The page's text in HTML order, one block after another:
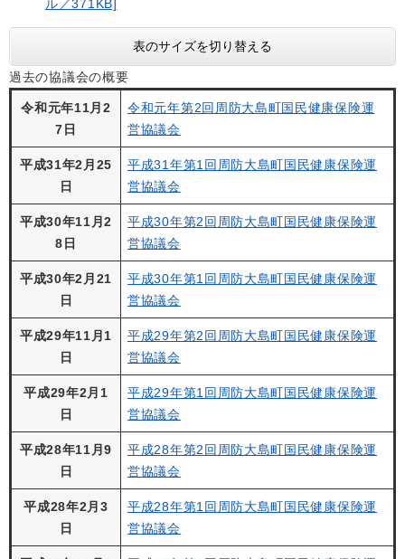
ル／371KB]
表のサイズを切り替える
過去の協議会の概要
令和元年11月2
7日
令和元年第2回周防大島町国民健康保険運
営協議会
平成31年2月25
日
平成31年第1回周防大島町国民健康保険運
営協議会
平成30年11月2
8日
平成30年第2回周防大島町国民健康保険運
営協議会
平成30年2月21
日
平成30年第1回周防大島町国民健康保険運
営協議会
平成29年11月1
日
平成29年第2回周防大島町国民健康保険運
営協議会
平成29年2月1
日
平成29年第1回周防大島町国民健康保険運
営協議会
平成28年11月9
日
平成28年第2回周防大島町国民健康保険運
営協議会
平成28年2月3
日
平成28年第1回周防大島町国民健康保険運
営協議会